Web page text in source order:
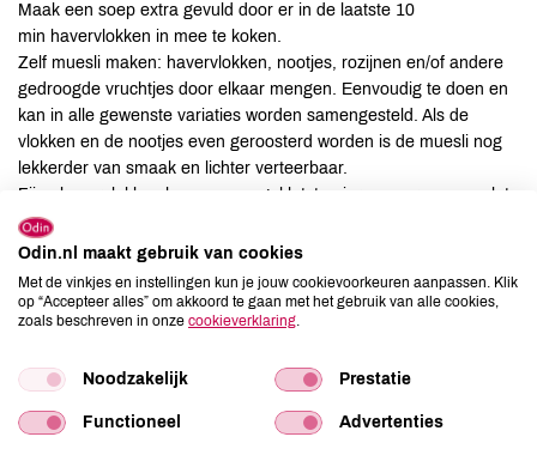
Maak een soep extra gevuld door er in de laatste 10
min havervlokken in mee te koken.
Zelf muesli maken: havervlokken, nootjes, rozijnen en/of andere
gedroogde vruchtjes door elkaar mengen. Eenvoudig te doen en
kan in alle gewenste variaties worden samengesteld. Als de
vlokken en de nootjes even geroosterd worden is de muesli nog
lekkerder van smaak en lichter verteerbaar.
Fijne havervlokken kunnen aan geklutste eieren voor een omelet
of pannenkoekbeslag worden toegevoegd.
Havervlokken in koekjes en in (appel)taartdeeg geven een
nootachtige smaak aan het gebak.
Porties
-
Odin.nl maakt gebruik van cookies
Met de vinkjes en instellingen kun je jouw cookievoorkeuren aanpassen. Klik
op “Accepteer alles” om akkoord te gaan met het gebruik van alle cookies,
zoals beschreven in onze cookieverklaring
Noodzakelijk Prestatie
Functioneel Advertenties